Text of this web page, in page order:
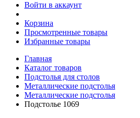
Войти в аккаунт
Корзина
Просмотренные товары
Избранные товары
Главная
Каталог товаров
Подстолья для столов
Металлические подстолья
Металлические подстолья
Подстолье 1069